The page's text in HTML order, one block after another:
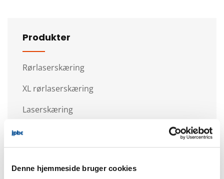
Denne hjemmeside bruger cookies
Produkter
Rørlaserskæring
XL rørlaserskæring
Laserskæring
Stansning
Valsning